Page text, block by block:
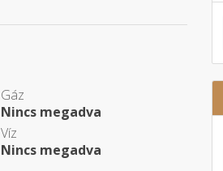
Gáz
Nincs megadva
Víz
Nincs megadva